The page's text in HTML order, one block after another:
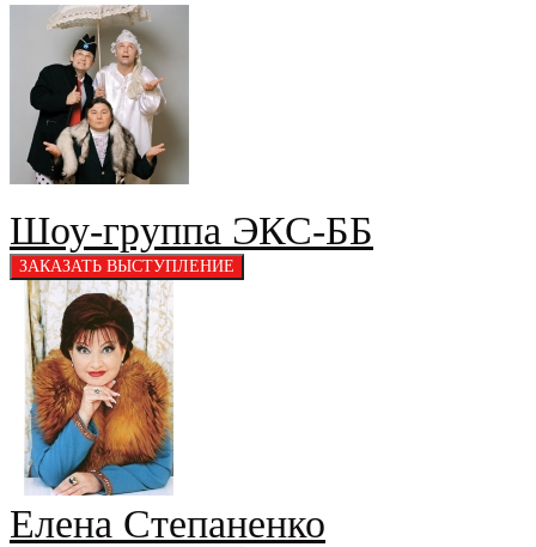
Шоу-группа ЭКС-ББ
Елена Степаненко